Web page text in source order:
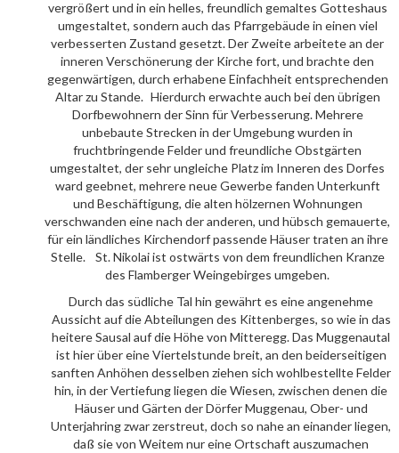
vergrößert und in ein helles, freundlich gemaltes Gotteshaus
umgestaltet, sondern auch das Pfarrgebäude in einen viel
verbesserten Zustand gesetzt. Der Zweite arbeitete an der
inneren Verschönerung der Kirche fort, und brachte den
gegenwärtigen, durch erhabene Einfachheit entsprechenden
Altar zu Stande. Hierdurch erwachte auch bei den übrigen
Dorfbewohnern der Sinn für Verbesserung. Mehrere
unbebaute Strecken in der Umgebung wurden in
fruchtbringende Felder und freundliche Obstgärten
umgestaltet, der sehr ungleiche Platz im Inneren des Dorfes
ward geebnet, mehrere neue Gewerbe fanden Unterkunft
und Beschäftigung, die alten hölzernen Wohnungen
verschwanden eine nach der anderen, und hübsch gemauerte,
für ein ländliches Kirchendorf passende Häuser traten an ihre
Stelle. St. Nikolai ist ostwärts von dem freundlichen Kranze
des Flamberger Weingebirges umgeben.
Durch das südliche Tal hin gewährt es eine angenehme
Aussicht auf die Abteilungen des Kittenberges, so wie in das
heitere Sausal auf die Höhe von Mitteregg. Das Muggenautal
ist hier über eine Viertelstunde breit, an den beiderseitigen
sanften Anhöhen desselben ziehen sich wohlbestellte Felder
hin, in der Vertiefung liegen die Wiesen, zwischen denen die
Häuser und Gärten der Dörfer Muggenau, Ober- und
Unterjahring zwar zerstreut, doch so nahe an einander liegen,
daß sie von Weitem nur eine Ortschaft auszumachen